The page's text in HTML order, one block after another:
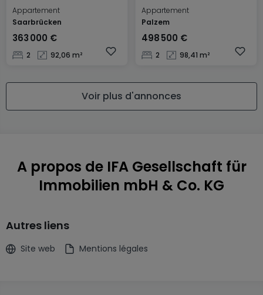
Appartement
Saarbrücken
363 000 €
2 92,06 m²
Appartement
Palzem
498 500 €
2 98,41 m²
Voir plus d'annonces
A propos de IFA Gesellschaft für
Immobilien mbH & Co. KG
Autres liens
Site web Mentions légales